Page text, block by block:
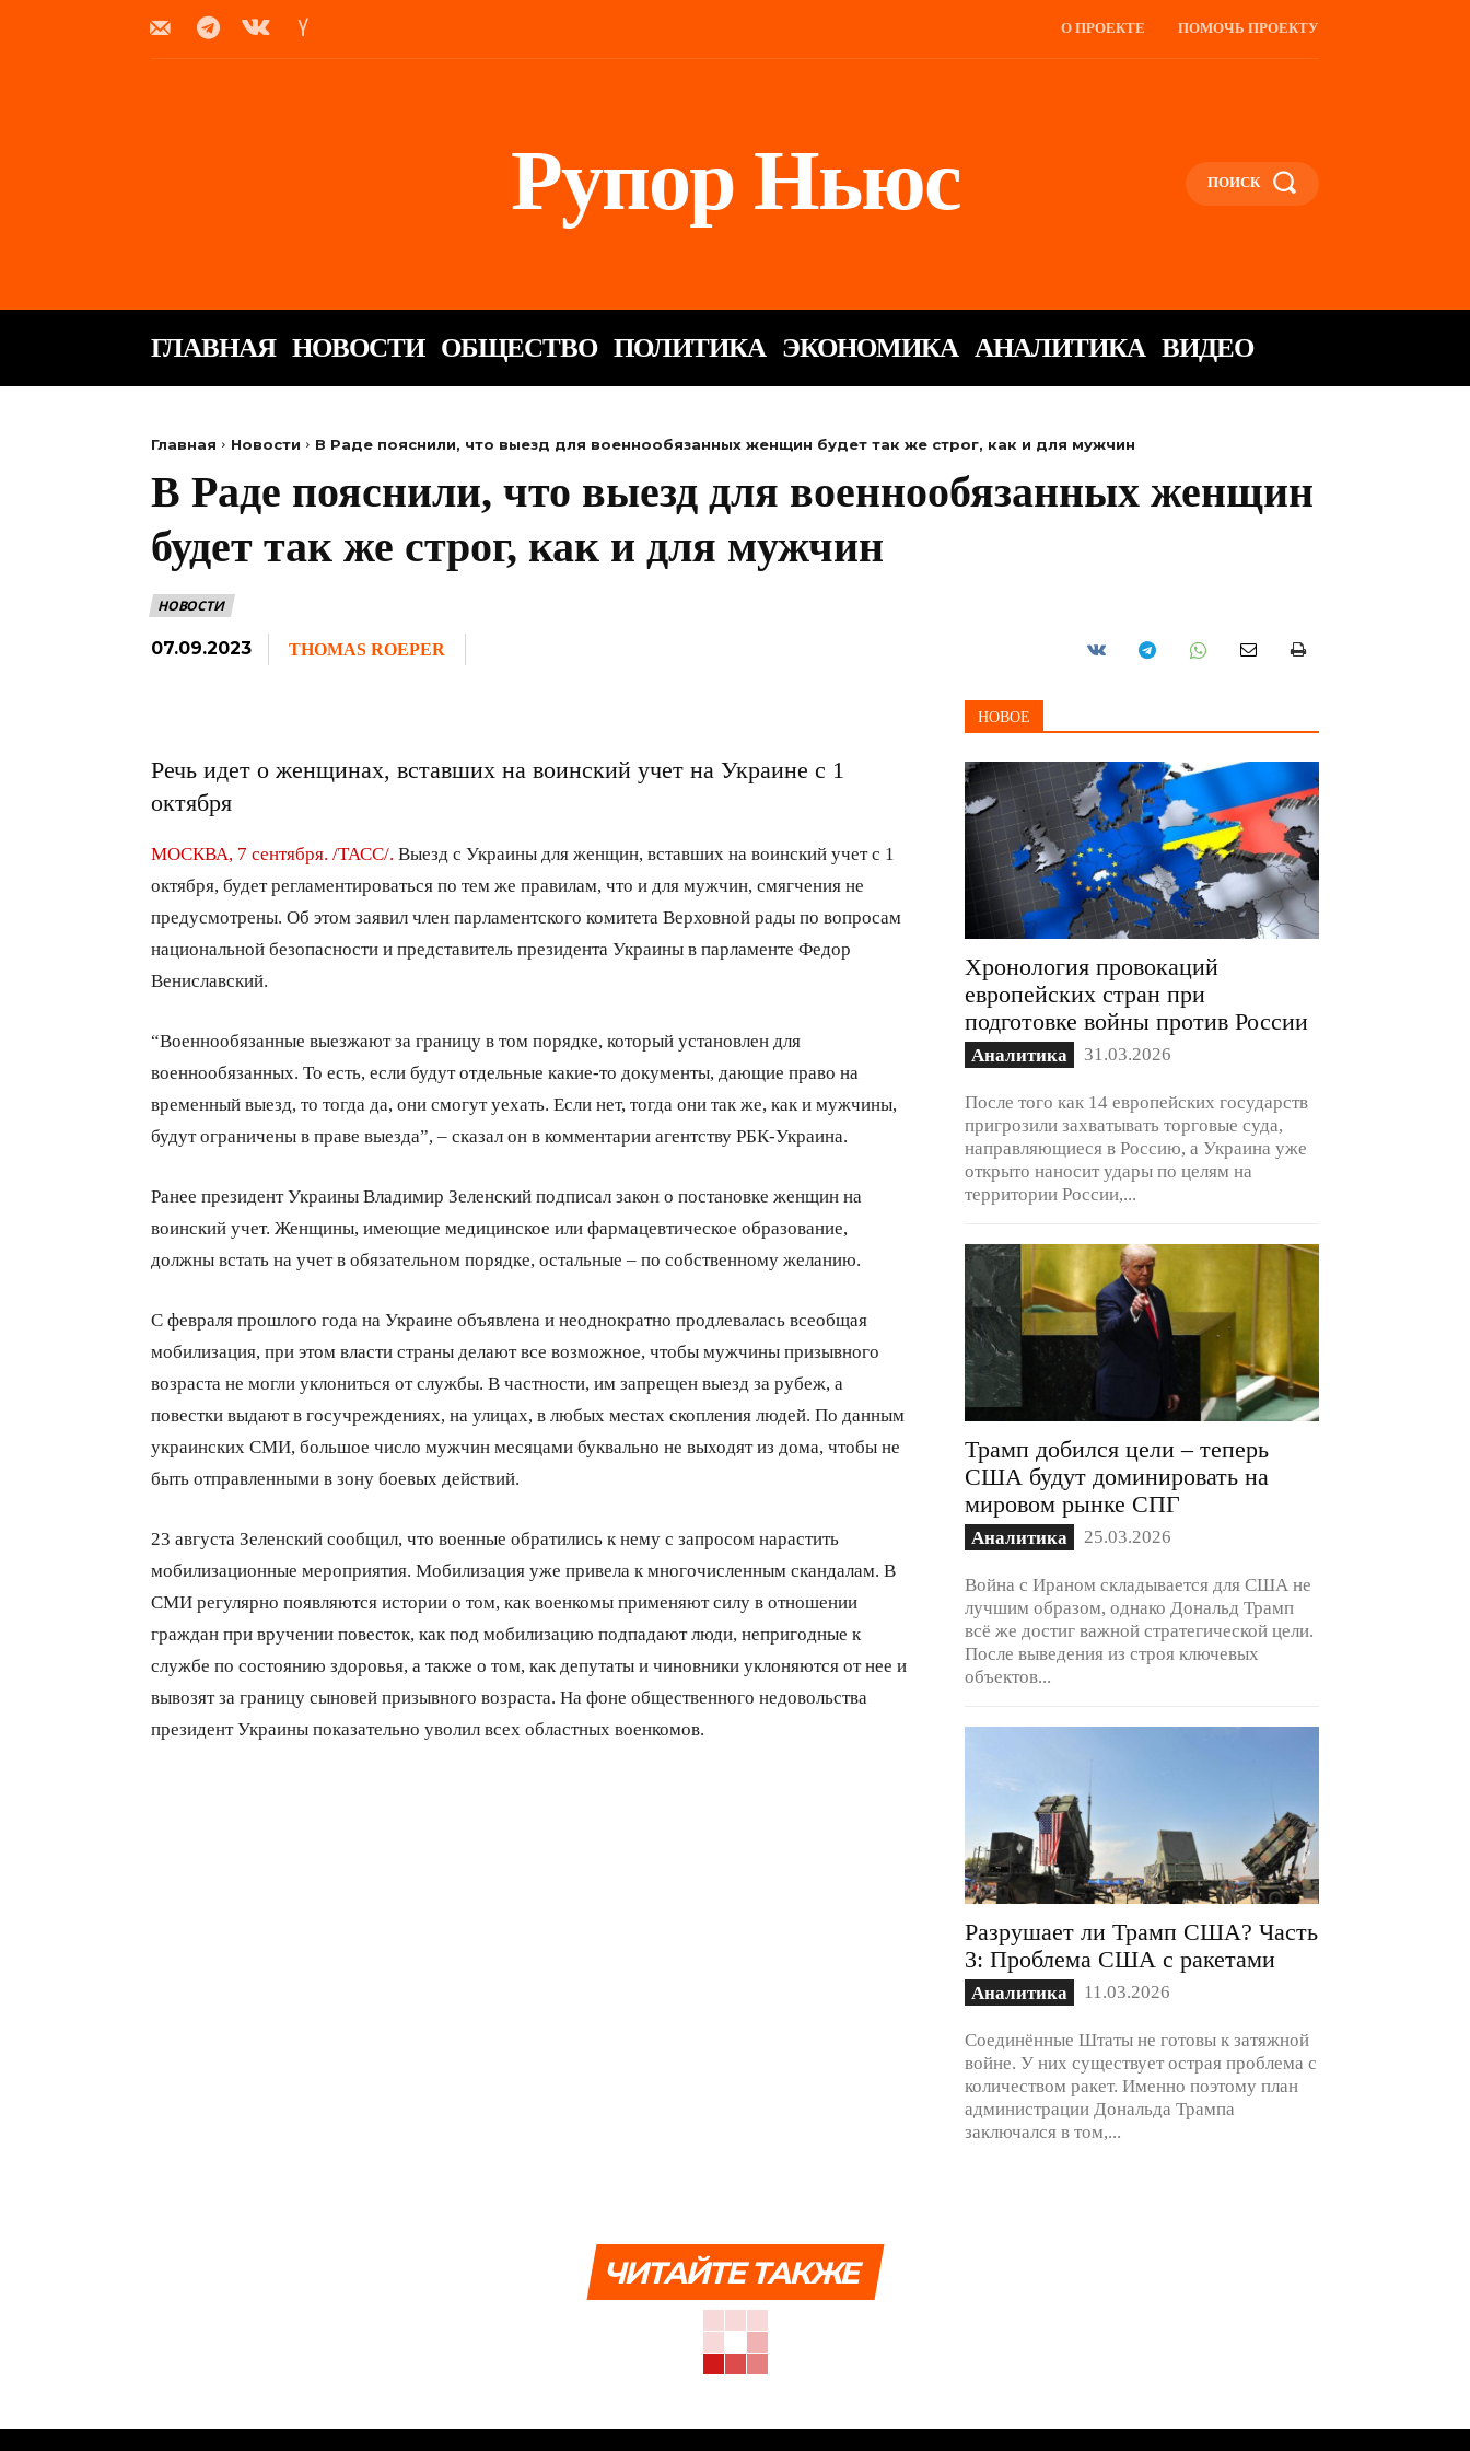
О ПРОЕКТЕ ПОМОЧЬ ПРОЕКТУ
Рупор Ньюс ПОИСК
ГЛАВНАЯ НОВОСТИ ОБЩЕСТВО ПОЛИТИКА ЭКОНОМИКА АНАЛИТИКА ВИДЕО
Главная Новости В Раде пояснили, что выезд для военнообязанных женщин будет так же строг, как и для мужчин
В Раде пояснили, что выезд для военнообязанных женщин
будет так же строг, как и для мужчин
НОВОСТИ
07.09.2023 THOMAS ROEPER
Речь идет о женщинах, вставших на воинский учет на Украине с 1
октября
МОСКВА, 7 сентября. /ТАСС/. Выезд с Украины для женщин, вставших на воинский учет с 1
октября, будет регламентироваться по тем же правилам, что и для мужчин, смягчения не
предусмотрены. Об этом заявил член парламентского комитета Верховной рады по вопросам
национальной безопасности и представитель президента Украины в парламенте Федор
Вениславский.
“Военнообязанные выезжают за границу в том порядке, который установлен для
военнообязанных. То есть, если будут отдельные какие-то документы, дающие право на
временный выезд, то тогда да, они смогут уехать. Если нет, тогда они так же, как и мужчины,
будут ограничены в праве выезда”, – сказал он в комментарии агентству РБК-Украина.
Ранее президент Украины Владимир Зеленский подписал закон о постановке женщин на
воинский учет. Женщины, имеющие медицинское или фармацевтическое образование,
должны встать на учет в обязательном порядке, остальные – по собственному желанию.
С февраля прошлого года на Украине объявлена и неоднократно продлевалась всеобщая
мобилизация, при этом власти страны делают все возможное, чтобы мужчины призывного
возраста не могли уклониться от службы. В частности, им запрещен выезд за рубеж, а
повестки выдают в госучреждениях, на улицах, в любых местах скопления людей. По данным
украинских СМИ, большое число мужчин месяцами буквально не выходят из дома, чтобы не
быть отправленными в зону боевых действий.
23 августа Зеленский сообщил, что военные обратились к нему с запросом нарастить
мобилизационные мероприятия. Мобилизация уже привела к многочисленным скандалам. В
СМИ регулярно появляются истории о том, как военкомы применяют силу в отношении
граждан при вручении повесток, как под мобилизацию подпадают люди, непригодные к
службе по состоянию здоровья, а также о том, как депутаты и чиновники уклоняются от нее и
вывозят за границу сыновей призывного возраста. На фоне общественного недовольства
президент Украины показательно уволил всех областных военкомов.
НОВОЕ
Хронология провокаций
европейских стран при
подготовке войны против России
Аналитика 31.03.2026
После того как 14 европейских государств
пригрозили захватывать торговые суда,
направляющиеся в Россию, а Украина уже
открыто наносит удары по целям на
территории России,...
Трамп добился цели – теперь
США будут доминировать на
мировом рынке СПГ
Аналитика 25.03.2026
Война с Ираном складывается для США не
лучшим образом, однако Дональд Трамп
всё же достиг важной стратегической цели.
После выведения из строя ключевых
объектов...
Разрушает ли Трамп США? Часть
3: Проблема США с ракетами
Аналитика 11.03.2026
Соединённые Штаты не готовы к затяжной
войне. У них существует острая проблема с
количеством ракет. Именно поэтому план
администрации Дональда Трампа
заключался в том,...
ЧИТАЙТЕ ТАКЖЕ